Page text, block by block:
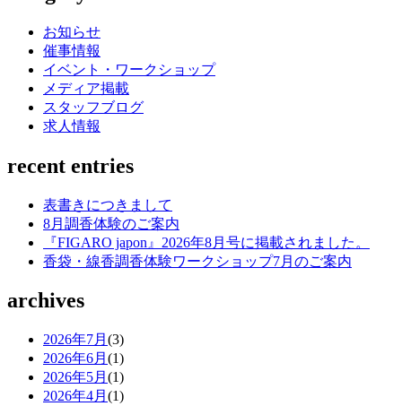
お知らせ
催事情報
イベント・ワークショップ
メディア掲載
スタッフブログ
求人情報
recent entries
表書きにつきまして
8月調香体験のご案内
『FIGARO japon』2026年8月号に掲載されました。
香袋・線香調香体験ワークショップ7月のご案内
archives
2026年7月 (3)
2026年6月 (1)
2026年5月 (1)
2026年4月 (1)